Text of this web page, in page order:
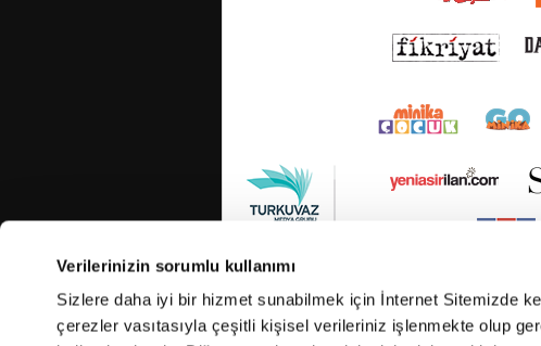
Verilerinizin sorumlu kullanımı
Sizlere daha iyi bir hizmet sunabilmek için İnternet Sitemizde
çerezler vasıtasıyla çeşitli kişisel verileriniz işlenmekte olup